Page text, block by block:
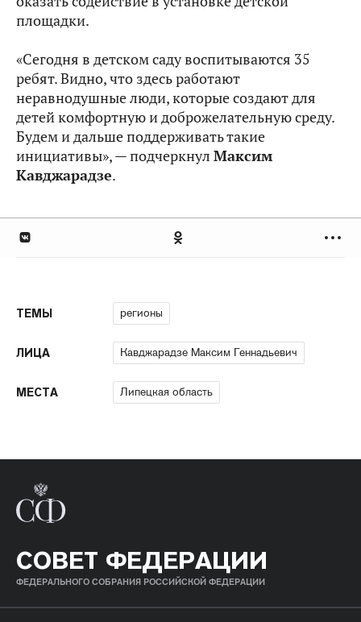
площадки.
«Сегодня в детском саду воспитываются 35
ребят. Видно, что здесь работают
неравнодушные люди, которые создают для
детей комфортную и доброжелательную среду.
Будем и дальше поддерживать такие
инициативы», — подчеркнул Максим
Кавджарадзе.
ТЕМЫ регионы
ЛИЦА Кавджарадзе Максим Геннадьевич
МЕСТА Липецкая область
СОВЕТ ФЕДЕРАЦИИ
ФЕДЕРАЛЬНОГО СОБРАНИЯ РОССИЙСКОЙ ФЕДЕРАЦИИ